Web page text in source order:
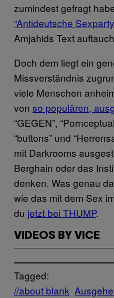
zumindest gefragt
“Antideutsche
Amjahids Text
Doch dem liegt ein
Missverständnis
viele Menschen
von so populären,
“GEGEN”,
“buttons” und
mit Darkrooms
Berghain oder das
denken. Was genau
wie das mit dem Sex
du jetzt bei THUMP.
VIDEOS BY VICE
Tagged:
//about blank